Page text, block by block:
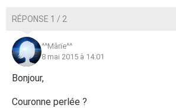
RÉPONSE 1 / 2
^^Mârïe^^
8 mai 2015 à 14:01
Bonjour,
Couronne perlée ?